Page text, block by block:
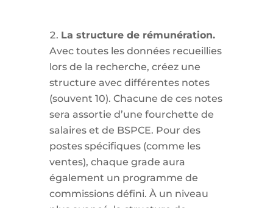
La structure de rémunération.
Avec toutes les données recueillies
lors de la recherche, créez une
structure avec différentes notes
(souvent 10). Chacune de ces notes
sera assortie d’une fourchette de
salaires et de BSPCE. Pour des
postes spécifiques (comme les
ventes), chaque grade aura
également un programme de
commissions défini. À un niveau